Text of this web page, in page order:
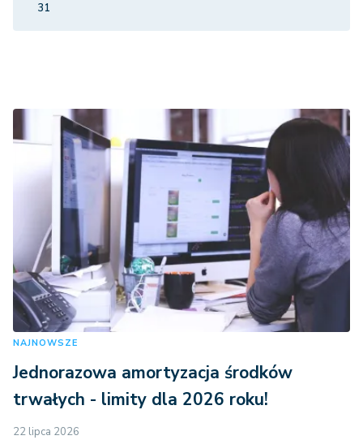
31
NAJNOWSZE
Jednorazowa amortyzacja środków
trwałych - limity dla 2026 roku!
22 lipca 2026